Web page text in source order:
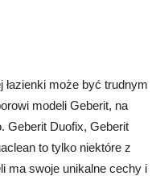
łazienki może być trudnym
modeli Geberit, na
Geberit Duofix, Geberit
to tylko niektóre z
ma swoje unikalne cechy i